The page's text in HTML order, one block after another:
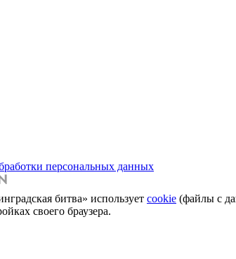
персональных данных
битва» использует cookie (файлы с
своего браузера.